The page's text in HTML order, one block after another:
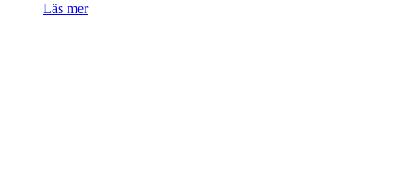
Läs mer